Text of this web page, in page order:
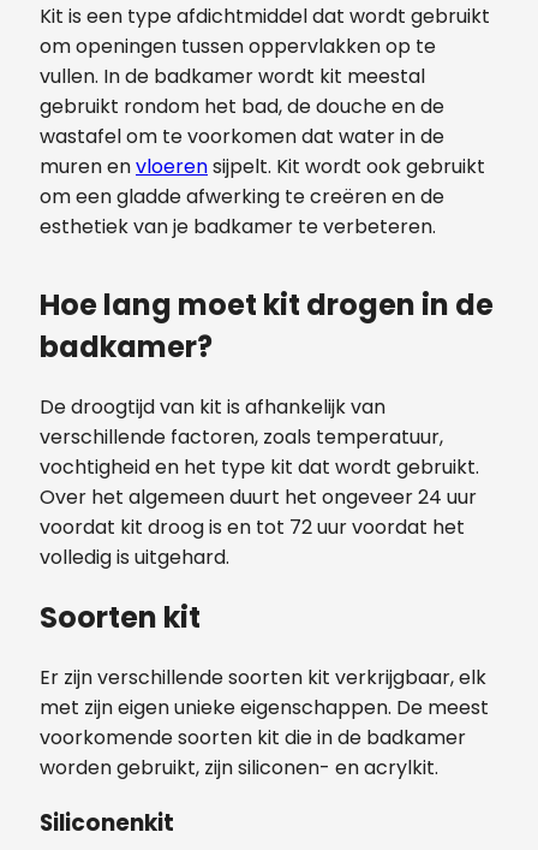
Kit is een type afdichtmiddel dat wordt gebruikt
om openingen tussen oppervlakken op te
vullen. In de badkamer wordt kit meestal
gebruikt rondom het bad, de douche en de
wastafel om te voorkomen dat water in de
muren envloerensijpelt. Kit wordt ook gebruikt
om een gladde afwerking te creëren en de
esthetiek van je badkamer te verbeteren.
Hoe lang moet kit drogen in de
badkamer?
De droogtijd van kit is afhankelijk van
verschillende factoren, zoals temperatuur,
vochtigheid en het type kit dat wordt gebruikt.
Over het algemeen duurt het ongeveer 24 uur
voordat kit droog is en tot 72 uur voordat het
volledig is uitgehard.
Soorten kit
Er zijn verschillende soorten kit verkrijgbaar, elk
met zijn eigen unieke eigenschappen. De meest
voorkomende soorten kit die in de badkamer
worden gebruikt, zijn siliconen- en acrylkit.
Siliconenkit